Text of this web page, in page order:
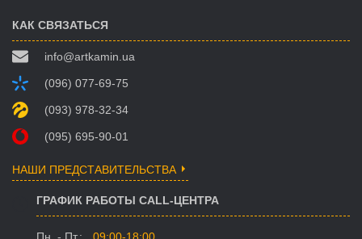
КАК СВЯЗАТЬСЯ
info@artkamin.ua
(096) 077-69-75
(093) 978-32-34
(095) 695-90-01
НАШИ ПРЕДСТАВИТЕЛЬСТВА
ГРАФИК РАБОТЫ CALL-ЦЕНТРА